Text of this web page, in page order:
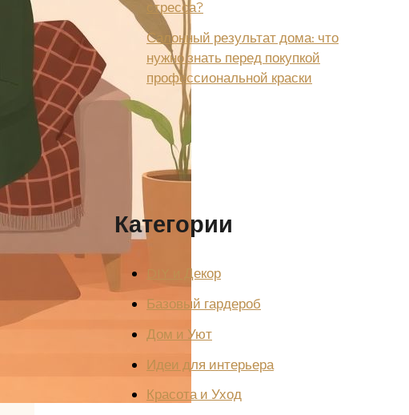
стресса?
Салонный результат дома: что
нужно знать перед покупкой
профессиональной краски
Категории
DIY и Декор
Базовый гардероб
Дом и Уют
Идеи для интерьера
Красота и Уход